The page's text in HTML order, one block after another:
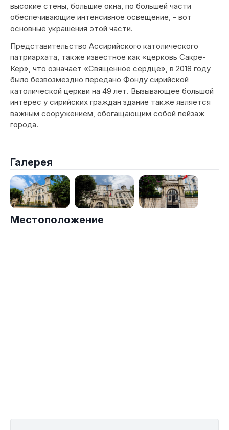
высокие стены, большие окна, по большей части
обеспечивающие интенсивное освещение, - вот
основные украшения этой части.
Представительство Ассирийского католического
патриархата, также известное как «церковь Сакре-
Кёр», что означает «Священное сердце», в 2018 году
было безвозмездно передано Фонду сирийской
католической церкви на 49 лет. Вызывающее большой
интерес у сирийских граждан здание также является
важным сооружением, обогащающим собой пейзаж
города.
Галерея
Местоположение